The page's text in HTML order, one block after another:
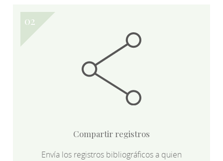
Compartir registros
Envía los registros bibliográficos a quien